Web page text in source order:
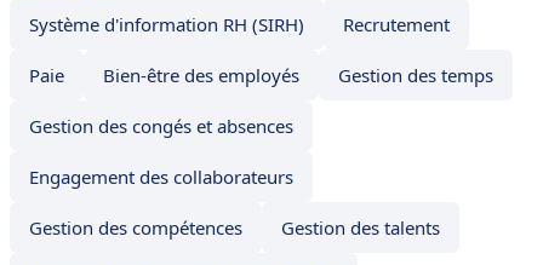
Système d'information RH (SIRH) Recrutement
Paie Bien-être des employés Gestion des temps
Gestion des congés et absences
Engagement des collaborateurs
Gestion des compétences Gestion des talents